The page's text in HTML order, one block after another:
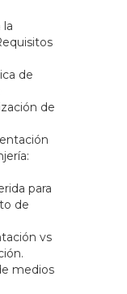
la
de
de
para
de
vs
medios